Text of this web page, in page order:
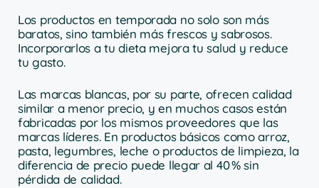
Los productos en temporada no solo son más
baratos, sino también más frescos y sabrosos.
Incorporarlos a tu dieta mejora tu salud y reduce
tu gasto.
Las marcas blancas, por su parte, ofrecen calidad
similar a menor precio, y en muchos casos están
fabricadas por los mismos proveedores que las
marcas líderes. En productos básicos como arroz,
pasta, legumbres, leche o productos de limpieza, la
diferencia de precio puede llegar al 40 % sin
pérdida de calidad.